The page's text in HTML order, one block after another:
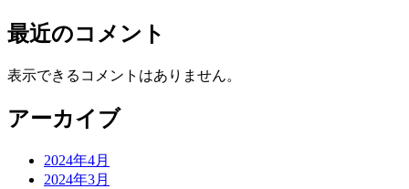
最近のコメント
表示できるコメントはありません。
アーカイブ
2024年4月
2024年3月